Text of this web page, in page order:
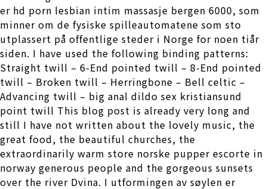
er hd porn lesbian intim massasje bergen 6000, som
minner om de fysiske spilleautomatene som sto
utplassert på offentlige steder i Norge for noen tiår
siden. I have used the following binding patterns:
Straight twill – 6-End pointed twill – 8-End pointed
twill – Broken twill – Herringbone – Bell celtic –
Advancing twill – big anal dildo sex kristiansund
point twill This blog post is already very long and
still I have not written about the lovely music, the
great food, the beautiful churches, the
extraordinarily warm store norske pupper escorte in
norway generous people and the gorgeous sunsets
over the river Dvina. I utformingen av søylen er